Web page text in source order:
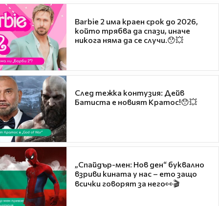
Barbie 2 има краен срок до 2026,
който трябва да спази, иначе
никога няма да се случи.😯💥
След тежка контузия: Дейв
Батиста е новият Кратос!😯💥
„Спайдър-мен: Нов ден“ буквално
взриви кината у нас – ето защо
всички говорят за него👀🎬